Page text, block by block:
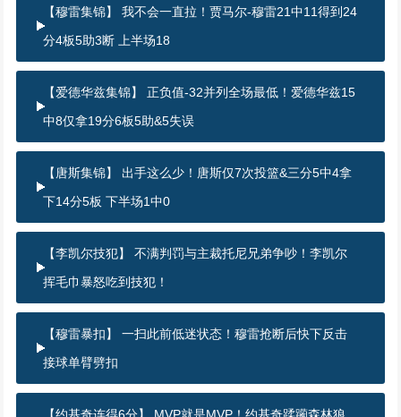
【穆雷集锦】 我不会一直拉！贾马尔-穆雷21中11得到24
分4板5助3断 上半场18
【爱德华兹集锦】 正负值-32并列全场最低！爱德华兹15
中8仅拿19分6板5助&5失误
【唐斯集锦】 出手这么少！唐斯仅7次投篮&三分5中4拿
下14分5板 下半场1中0
【李凯尔技犯】 不满判罚与主裁托尼兄弟争吵！李凯尔
挥毛巾暴怒吃到技犯！
【穆雷暴扣】 一扫此前低迷状态！穆雷抢断后快下反击
接球单臂劈扣